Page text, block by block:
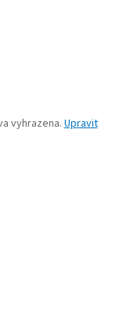
vyhrazena.Upravit